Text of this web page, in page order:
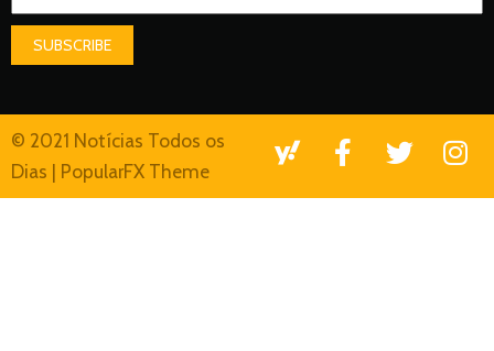
SUBSCRIBE
© 2021 Notícias Todos os
Dias | PopularFX Theme